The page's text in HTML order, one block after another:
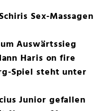
Sex-Massagen
Auswärtssieg
Haris on fire
Spiel steht unter
Junior gefallen